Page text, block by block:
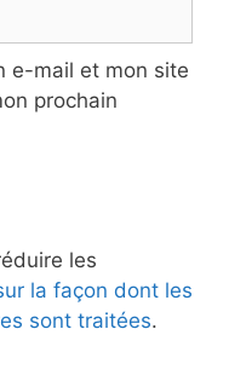
e-mail et mon site
prochain
les
la façon dont les
sont traitées.